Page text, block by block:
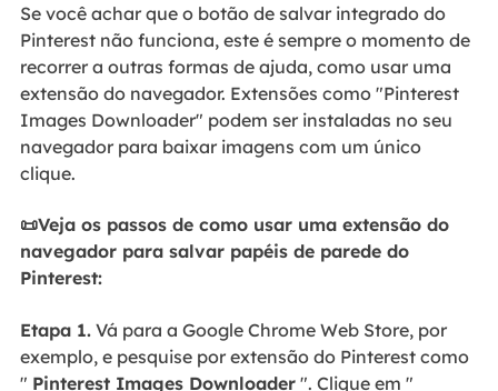
Se você achar que o botão de salvar integrado do
Pinterest não funciona, este é sempre o momento de
recorrer a outras formas de ajuda, como usar uma
extensão do navegador. Extensões como "Pinterest
Images Downloader" podem ser instaladas no seu
navegador para baixar imagens com um único
clique.
📜Veja os passos de como usar uma extensão do
navegador para salvar papéis de parede do
Pinterest:
Etapa 1.Vá para a Google Chrome Web Store, por
exemplo, e pesquise por extensão do Pinterest como
" Pinterest Images Downloader". Clique em "